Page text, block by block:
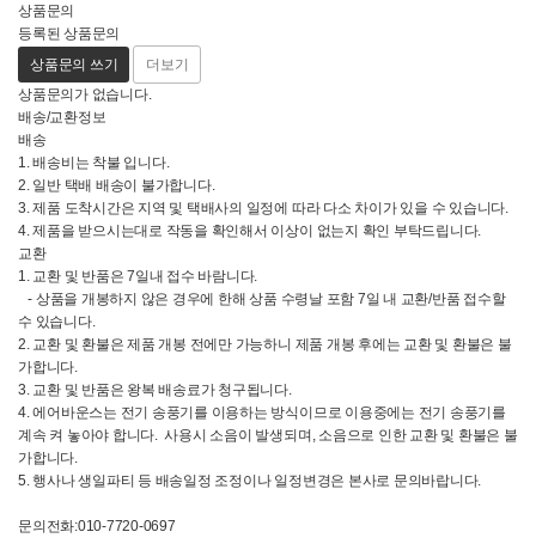
상품문의
등록된 상품문의
상품문의 쓰기
더보기
상품문의가 없습니다.
배송/교환정보
배송
1. 배송비는 착불 입니다.
2. 일반 택배 배송이 불가합니다.
3. 제품 도착시간은 지역 및 택배사의 일정에 따라 다소 차이가 있을 수 있습니다.
4. 제품을 받으시는대로 작동을 확인해서 이상이 없는지 확인 부탁드립니다.
교환
1. 교환 및 반품은 7일내 접수 바람니다.
- 상품을 개봉하지 않은 경우에 한해 상품 수령날 포함 7일 내 교환/반품 접수할
수 있습니다.
2. 교환 및 환불은 제품 개봉 전에만 가능하니 제품 개봉 후에는 교환 및 환불은 불
가합니다.
3. 교환 및 반품은 왕복 배송료가 청구됩니다.
4. 에어바운스는 전기 송풍기를 이용하는 방식이므로 이용중에는 전기 송풍기를
계속 켜 놓아야 합니다. 사용시 소음이 발생되며, 소음으로 인한 교환 및 환불은 불
가합니다.
5. 행사나 생일파티 등 배송일정 조정이나 일정변경은 본사로 문의바랍니다.
문의전화:010-7720-0697